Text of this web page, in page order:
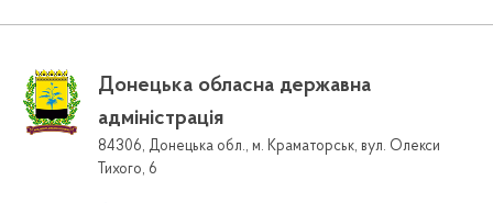
Донецька обласна державна
адміністрація
84306, Донецька обл., м. Краматорськ, вул. Олекси
Тихого, 6